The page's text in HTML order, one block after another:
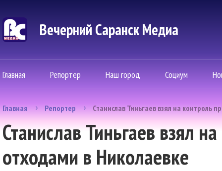
Вечерний Саранск Mедиа
Главная Репортер Наш город Социум
Главная Репортер Станислав Тиньгаев взял на контроль
Станислав Тиньгаев взял
отходами в Николаевке